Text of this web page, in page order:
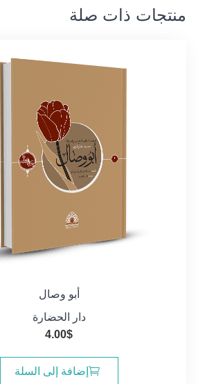
منتجات ذات صلة
أبو وصال
دار الحضارة
4.00$
إضافة إلى السلة